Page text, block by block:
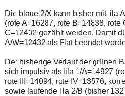
Problems
sind
die
Post
auch
der
Plattform
wallstreet-
online.de
verfügbar.
Die blaue 2/X kann bisher mit lila
(rote A=16287, rote B=14838, rote
C=12432 gezählt werden. Damit
A/W=12432 als Flat beendet
Der bisherige Verlauf der grünen
sich impulsiv als lila 1/A=14927
rote III=14094, rote IV=13576,
sowie laufende lila 2/B (bisher